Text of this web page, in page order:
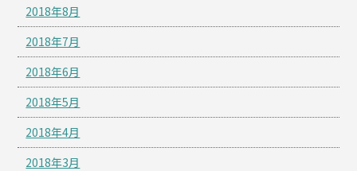
2018年8月
2018年7月
2018年6月
2018年5月
2018年4月
2018年3月